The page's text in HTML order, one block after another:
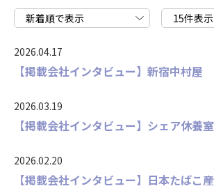
2026.04.17
【掲載会社インタビュー】新宿中村屋
2026.03.19
【掲載会社インタビュー】シェア休養
2026.02.20
【掲載会社インタビュー】日本たばこ